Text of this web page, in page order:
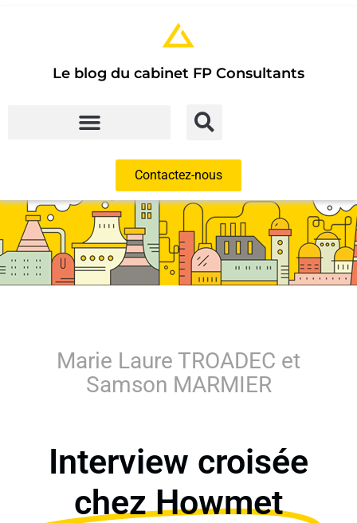
Le blog du cabinet FP Consultants
Contactez-nous
Marie Laure TROADEC et
Samson MARMIER
Interview croisée​
chez Howmet